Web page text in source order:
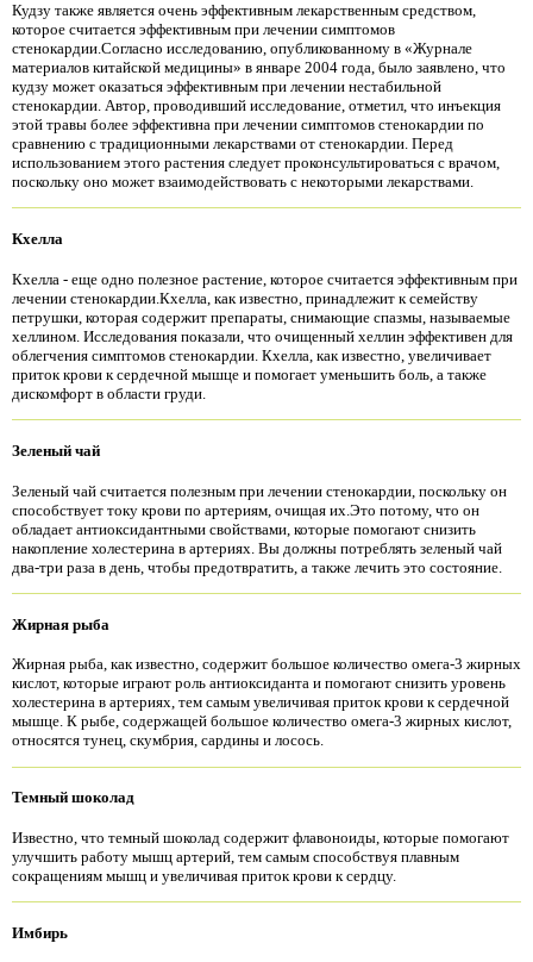
Кудзу также является очень эффективным лекарственным средством,
которое считается эффективным при лечении симптомов
стенокардии.Согласно исследованию, опубликованному в «Журнале
материалов китайской медицины» в январе 2004 года, было заявлено, что
кудзу может оказаться эффективным при лечении нестабильной
стенокардии. Автор, проводивший исследование, отметил, что инъекция
этой травы более эффективна при лечении симптомов стенокардии по
сравнению с традиционными лекарствами от стенокардии. Перед
использованием этого растения следует проконсультироваться с врачом,
поскольку оно может взаимодействовать с некоторыми лекарствами.
Кхелла
Кхелла - еще одно полезное растение, которое считается эффективным при
лечении стенокардии.Кхелла, как известно, принадлежит к семейству
петрушки, которая содержит препараты, снимающие спазмы, называемые
хеллином. Исследования показали, что очищенный хеллин эффективен для
облегчения симптомов стенокардии. Кхелла, как известно, увеличивает
приток крови к сердечной мышце и помогает уменьшить боль, а также
дискомфорт в области груди.
Зеленый чай
Зеленый чай считается полезным при лечении стенокардии, поскольку он
способствует току крови по артериям, очищая их.Это потому, что он
обладает антиоксидантными свойствами, которые помогают снизить
накопление холестерина в артериях. Вы должны потреблять зеленый чай
два-три раза в день, чтобы предотвратить, а также лечить это состояние.
Жирная рыба
Жирная рыба, как известно, содержит большое количество омега-3 жирных
кислот, которые играют роль антиоксиданта и помогают снизить уровень
холестерина в артериях, тем самым увеличивая приток крови к сердечной
мышце. К рыбе, содержащей большое количество омега-3 жирных кислот,
относятся тунец, скумбрия, сардины и лосось.
Темный шоколад
Известно, что темный шоколад содержит флавоноиды, которые помогают
улучшить работу мышц артерий, тем самым способствуя плавным
сокращениям мышц и увеличивая приток крови к сердцу.
Имбирь